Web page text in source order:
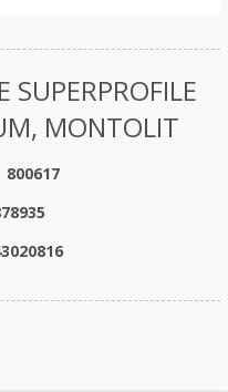
SUPERPROFILE
MONTOLIT
800617